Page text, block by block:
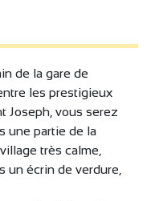
de la gare de
les prestigieux
Joseph, vous serez
une partie de la
très calme,
un écrin de verdure,